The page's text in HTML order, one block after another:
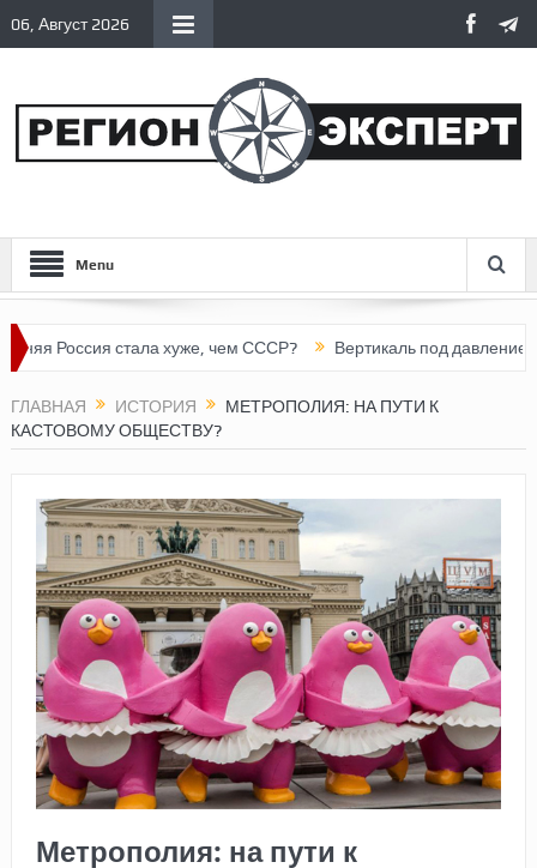
06, Август 2026
Menu
стала хуже, чем СССР? Вертикаль под давлением
ГЛАВНАЯ ИСТОРИЯ
МЕТРОПОЛИЯ: НА ПУТИ К
КАСТОВОМУ ОБЩЕСТВУ?
Метрополия: на пути к